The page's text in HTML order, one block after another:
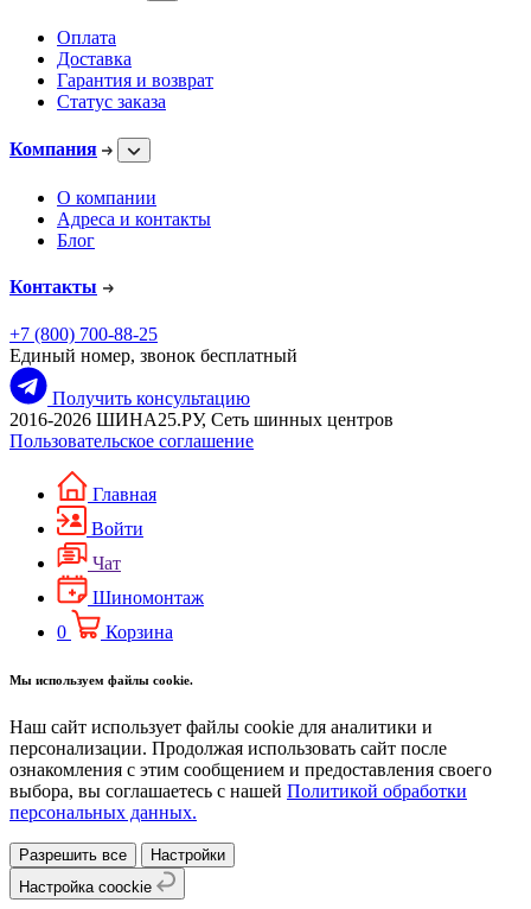
Оплата
Доставка
Гарантия и возврат
Статус заказа
Компания
О компании
Адреса и контакты
Блог
Контакты
+7 (800) 700-88-25
Единый номер, звонок бесплатный
Получить консультацию
2016-2026 ШИНА25.РУ, Сеть шинных центров
Пользовательское соглашение
Главная
Войти
Чат
Шиномонтаж
0
Корзина
Мы используем файлы cookie.
Наш сайт использует файлы cookie для аналитики и
персонализации. Продолжая использовать сайт после
ознакомления с этим сообщением и предоставления своего
выбора, вы соглашаетесь с нашей Политикой обработки
персональных данных.
Разрешить все
Настройки
Настройка coockie